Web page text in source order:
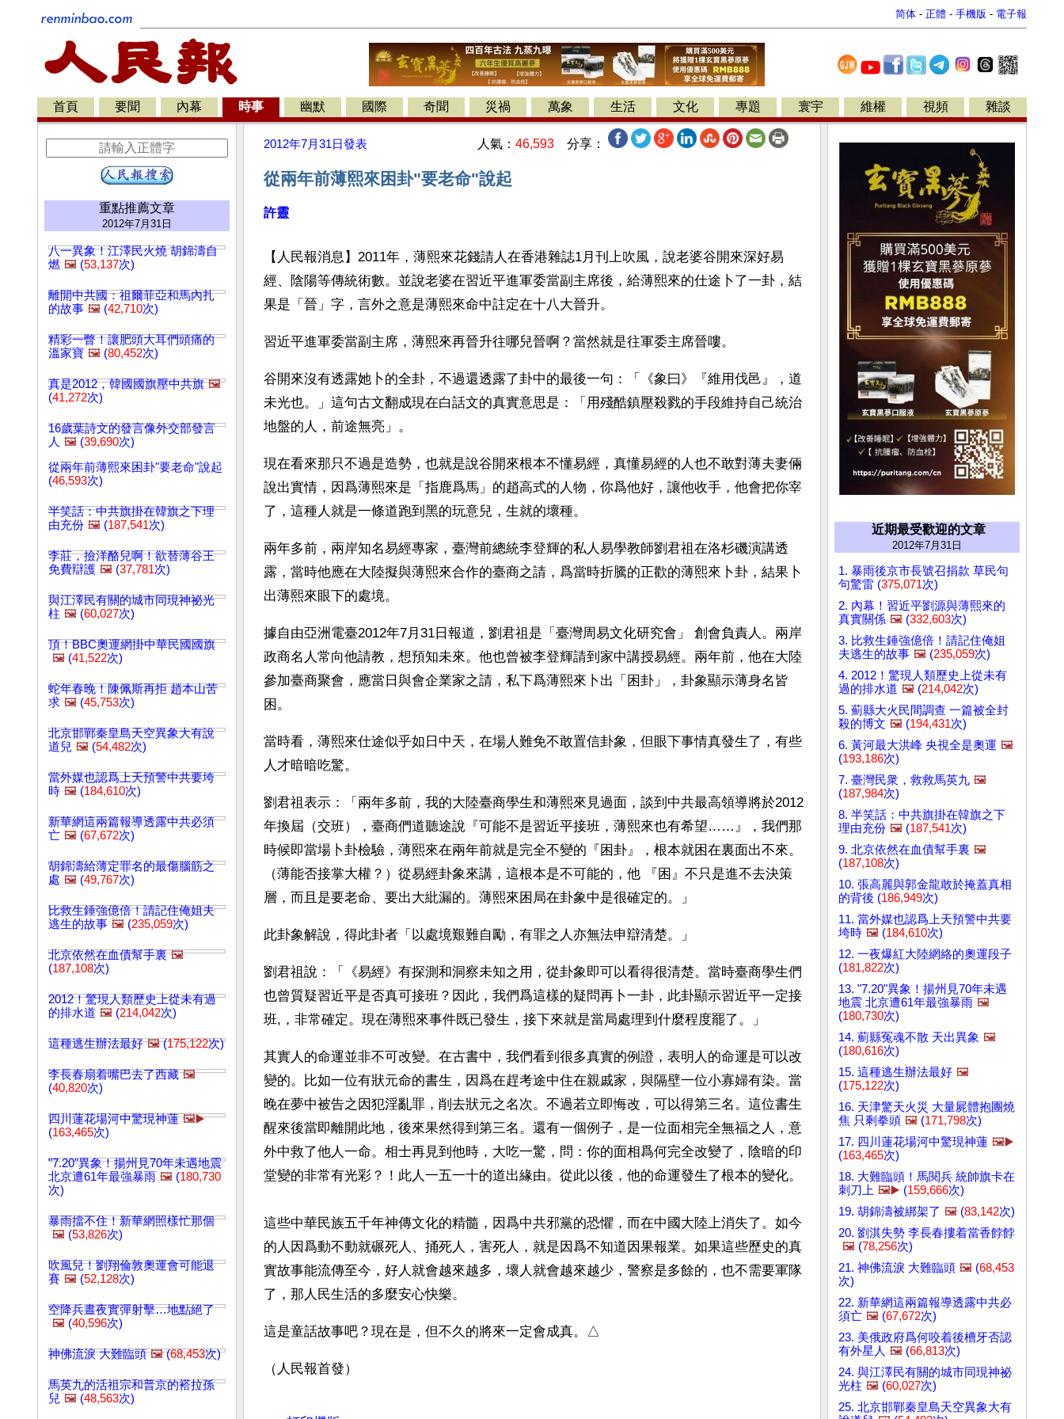
简体 - 正體 - 手機版 - 電子報
首頁 要聞 內幕 時事 幽默 國際 奇聞 災禍 萬象 生活 文化 專題 寰宇 維權 視頻 雜談
重點推薦文章
2012年7月31日
八一異象！江澤民火燒 胡錦濤自
燃 🖼️ (53,137次)
離開中共國：祖爾菲亞和馬內扎
的故事 🖼️ (42,710次)
精彩一瞥！讓肥頭大耳們頭痛的
溫家寶 🖼️ (80,452次)
真是2012，韓國國旗壓中共旗 🖼️
(41,272次)
16歲葉詩文的發言像外交部發言
人 🖼️ (39,690次)
從兩年前薄熙來困卦"要老命"說起
(46,593次)
半笑話：中共旗掛在韓旗之下理
由充份 🖼️ (187,541次)
李莊，撿洋酪兒啊！欲替薄谷王
免費辯護 🖼️ (37,781次)
與江澤民有關的城市同現神祕光
柱 🖼️ (60,027次)
頂！BBC奧運網掛中華民國國旗
🖼️ (41,522次)
蛇年春晚！陳佩斯再拒 趙本山苦
求 🖼️ (45,753次)
北京邯鄲秦皇島天空異象大有說
道兒 🖼️ (54,482次)
當外媒也認爲上天預警中共要垮
時 🖼️ (184,610次)
新華網這兩篇報導透露中共必須
亡 🖼️ (67,672次)
胡錦濤給薄定罪名的最傷腦筋之
處 🖼️ (49,767次)
比救生錘強億倍！請記住俺姐夫
逃生的故事 🖼️ (235,059次)
北京依然在血債幫手裏 🖼️
(187,108次)
2012！驚現人類歷史上從未有過
的排水道 🖼️ (214,042次)
這種逃生辦法最好 🖼️(175,122次)
李長春扇着嘴巴去了西藏 🖼️
(40,820次)
四川蓮花場河中驚現神蓮 🖼️▶️
(163,465次)
"7.20"異象！揚州見70年未遇地震
北京遭61年最強暴雨 🖼️ (180,730
次)
暴雨擋不住！新華網照樣忙那個
🖼️ (53,826次)
吹風兒！劉翔倫敦奧運會可能退
賽 🖼️ (52,128次)
空降兵晝夜實彈射擊…地點絕了
🖼️ (40,596次)
神佛流淚 大難臨頭 🖼️(68,453次)
馬英九的活祖宗和普京的褡拉孫
兒 🖼️ (48,563次)
2012年7月31日發表 人氣： 46,593 分享：
從兩年前薄熙來困卦"要老命"說起
許靈
【人民報消息】2011年，薄熙來花錢請人在香港雜誌1月刊上吹風，說老婆谷開來深好易
經、陰陽等傳統術數。並說老婆在習近平進軍委當副主席後，給薄熙來的仕途卜了一卦，結
果是「晉」字，言外之意是薄熙來命中註定在十八大晉升。
習近平進軍委當副主席，薄熙來再晉升往哪兒晉啊？當然就是往軍委主席晉嘍。
谷開來沒有透露她卜的全卦，不過還透露了卦中的最後一句：「《象曰》『維用伐邑』，道
未光也。」這句古文翻成現在白話文的真實意思是：「用殘酷鎮壓殺戮的手段維持自己統治
地盤的人，前途無亮」。
現在看來那只不過是造勢，也就是說谷開來根本不懂易經，真懂易經的人也不敢對薄夫妻倆
說出實情，因爲薄熙來是「指鹿爲馬」的趙高式的人物，你爲他好，讓他收手，他會把你宰
了，這種人就是一條道跑到黑的玩意兒，生就的壞種。
兩年多前，兩岸知名易經專家，臺灣前總統李登輝的私人易學教師劉君祖在洛杉磯演講透
露，當時他應在大陸擬與薄熙來合作的臺商之請，爲當時折騰的正歡的薄熙來卜卦，結果卜
出薄熙來眼下的處境。
據自由亞洲電臺2012年7月31日報道，劉君祖是「臺灣周易文化研究會」 創會負責人。兩岸
政商名人常向他請教，想預知未來。他也曾被李登輝請到家中講授易經。兩年前，他在大陸
參加臺商聚會，應當日與會企業家之請，私下爲薄熙來卜出「困卦」，卦象顯示薄身名皆
困。
當時看，薄熙來仕途似乎如日中天，在場人難免不敢置信卦象，但眼下事情真發生了，有些
人才暗暗吃驚。
劉君祖表示：「兩年多前，我的大陸臺商學生和薄熙來見過面，談到中共最高領導將於2012
年換屆（交班），臺商們道聽途說『可能不是習近平接班，薄熙來也有希望……』，我們那
時候即當場卜卦檢驗，薄熙來在兩年前就是完全不變的『困卦』，根本就困在裏面出不來。
（薄能否接掌大權？）從易經卦象來講，這根本是不可能的，他 『困』不只是進不去決策
層，而且是要老命、要出大紕漏的。薄熙來困局在卦象中是很確定的。」
此卦象解說，得此卦者「以處境艱難自勵，有罪之人亦無法申辯清楚。」
劉君祖說：「《易經》有探測和洞察未知之用，從卦象即可以看得很清楚。當時臺商學生們
也曾質疑習近平是否真可接班？因此，我們爲這樣的疑問再卜一卦，此卦顯示習近平一定接
班,，非常確定。現在薄熙來事件既已發生，接下來就是當局處理到什麼程度罷了。」
其實人的命運並非不可改變。在古書中，我們看到很多真實的例證，表明人的命運是可以改
變的。比如一位有狀元命的書生，因爲在趕考途中住在親戚家，與隔壁一位小寡婦有染。當
晚在夢中被告之因犯淫亂罪，削去狀元之名次。不過若立即悔改，可以得第三名。這位書生
醒來後當即離開此地，後來果然得到第三名。還有一個例子，是一位面相完全無福之人，意
外中救了他人一命。相士再見到他時，大吃一驚，問：你的面相爲何完全改變了，陰暗的印
堂變的非常有光彩？！此人一五一十的道出緣由。從此以後，他的命運發生了根本的變化。
這些中華民族五千年神傳文化的精髓，因爲中共邪黨的恐懼，而在中國大陸上消失了。如今
的人因爲動不動就碾死人、捅死人，害死人，就是因爲不知道因果報業。如果這些歷史的真
實故事能流傳至今，好人就會越來越多，壞人就會越來越少，警察是多餘的，也不需要軍隊
了，那人民生活的多麼安心快樂。
這是童話故事吧？現在是，但不久的將來一定會成真。△
（人民報首發）
近期最受歡迎的文章
2012年7月31日
1. 暴雨後京市長號召捐款 草民句
句驚雷 (375,071次)
2. 內幕！習近平劉源與薄熙來的
真實關係 🖼️ (332,603次)
3. 比救生錘強億倍！請記住俺姐
夫逃生的故事 🖼️ (235,059次)
4. 2012！驚現人類歷史上從未有
過的排水道 🖼️ (214,042次)
5. 薊縣大火民間調查 一篇被全封
殺的博文 🖼️ (194,431次)
6. 黃河最大洪峰 央視全是奧運 🖼️
(193,186次)
7. 臺灣民衆，救救馬英九 🖼️
(187,984次)
8. 半笑話：中共旗掛在韓旗之下
理由充份 🖼️ (187,541次)
9. 北京依然在血債幫手裏 🖼️
(187,108次)
10. 張高麗與郭金龍敢於掩蓋真相
的背後 (186,949次)
11. 當外媒也認爲上天預警中共要
垮時 🖼️ (184,610次)
12. 一夜爆紅大陸網絡的奧運段子
(181,822次)
13. "7.20"異象！揚州見70年未遇
地震 北京遭61年最強暴雨 🖼️
(180,730次)
14. 薊縣冤魂不散 天出異象 🖼️
(180,616次)
15. 這種逃生辦法最好 🖼️
(175,122次)
16. 天津驚天火災 大量屍體抱團燒
焦 只剩拳頭 🖼️ (171,798次)
17. 四川蓮花場河中驚現神蓮 🖼️▶️
(163,465次)
18. 大難臨頭！馬閱兵 統帥旗卡在
刺刀上 🖼️▶️ (159,666次)
19. 胡錦濤被綁架了 🖼️ (83,142次)
20. 劉淇失勢 李長春摟着當香餑餑
🖼️ (78,256次)
21. 神佛流淚 大難臨頭 🖼️ (68,453
次)
22. 新華網這兩篇報導透露中共必
須亡 🖼️ (67,672次)
23. 美俄政府爲何咬着後槽牙否認
有外星人 🖼️ (66,813次)
24. 與江澤民有關的城市同現神祕
光柱 🖼️ (60,027次)
25. 北京邯鄲秦皇島天空異象大有